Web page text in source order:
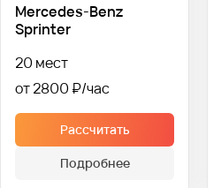
Mercedes-Benz
Sprinter
20 мест
от 2800 ₽
Рассчитать
Подробнее